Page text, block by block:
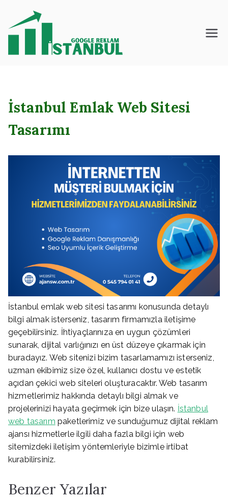
İstanbul – Google
İstanbul Emlak Web Sitesi
Tasarımı
İstanbul emlak web sitesi tasarımı konusunda detaylı
bilgi almak isterseniz, tasarım firmamızla iletişime
geçebilirsiniz. İhtiyaçlarınıza en uygun çözümleri
sunarak, dijital varlığınızı en üst düzeye çıkarmak için
buradayız. Web sitenizi bizim tasarlamamızı isterseniz,
uzman ekibimiz size özel, kullanıcı dostu ve estetik
açıdan çekici web siteleri oluşturacaktır. Web tasarım
hizmetlerimiz hakkında detaylı bilgi almak ve
projelerinizi hayata geçirmek için bize ulaşın. İstanbul
web tasarım paketlerimiz ve sunduğumuz dijital reklam
ajansı hizmetlerle ilgili daha fazla bilgi için web
sitemizdeki iletişim yöntemleriyle bizimle irtibat
kurabilirsiniz.
Benzer Yazılar